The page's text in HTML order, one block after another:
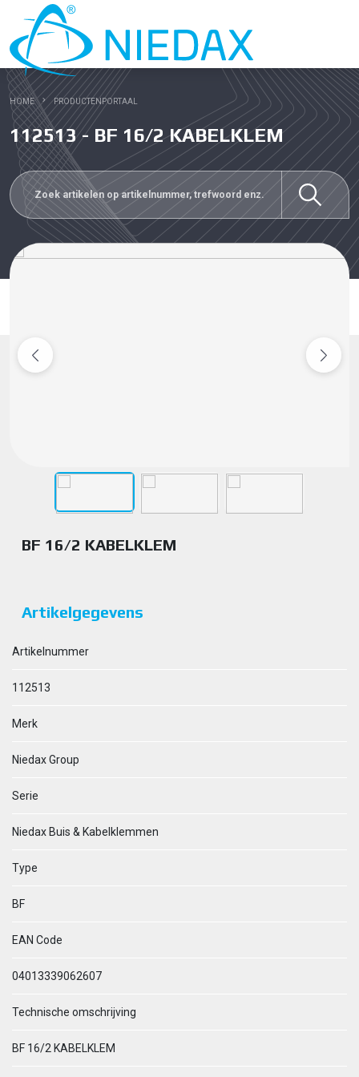
HOME PRODUCTENPORTAAL
112513 - BF 16/2 KABELKLEM
BF 16/2 KABELKLEM
Artikelgegevens
Artikelnummer
112513
Merk
Niedax Group
Serie
Niedax Buis & Kabelklemmen
Type
BF
EAN Code
04013339062607
Technische omschrijving
BF 16/2 KABELKLEM